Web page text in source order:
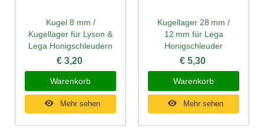
Kugel 8 mm /
Kugellager für Lyson &
Lega Honigschleudern
€ 3,20
Warenkorb
Mehr sehen
Kugellager 28 mm /
12 mm für Lega
Honigschleuder
€ 5,30
Warenkorb
Mehr sehen